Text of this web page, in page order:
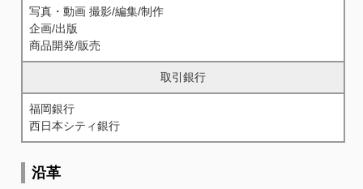
写真・動画 撮影/編集/制作
企画/出版
商品開発/販売
取引銀行
福岡銀行
西日本シティ銀行
沿革